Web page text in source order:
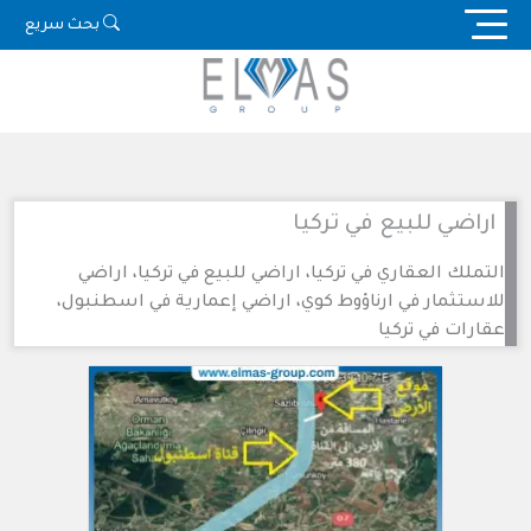
Skip
بحث سريع
اراضي للبيع في تركيا
التملك العقاري في تركيا، اراضي للبيع في تركيا، اراضي
للاستثمار في ارناؤوط كوي، اراضي إعمارية في اسطنبول،
عقارات في تركيا